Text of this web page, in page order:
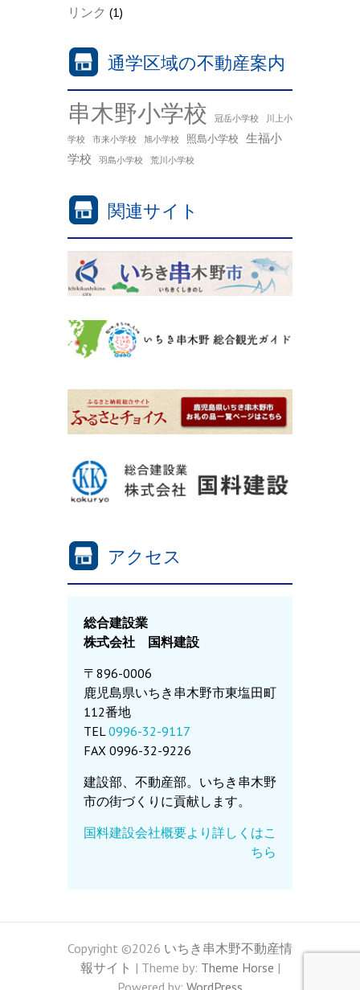
リンク (1)
通学区域の不動産案内
串木野小学校 冠岳小学校
川上小
学校
市来小学校 旭小学校 照島小学校 生福小
学校
羽島小学校 荒川小学校
関連サイト
アクセス
総合建設業
株式会社 国料建設
〒896-0006
鹿児島県いちき串木野市東塩田町
112番地
TEL0996-32-9117
FAX 0996-32-9226
建設部、不動産部。いちき串木野
市の街づくりに貢献します。
国料建設会社概要より詳しくはこ
ちら
Copyright ©2026 いちき串木野不動産情
報サイト | Theme by: Theme Horse |